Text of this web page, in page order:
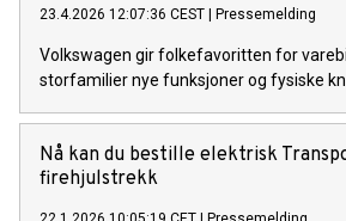
23.4.2026 12:07:36 CEST Pressemelding
Volkswagen gir folkefavoritten for
storfamilier nye funksjoner og fysiske
Nå kan du bestille elektrisk
firehjulstrekk